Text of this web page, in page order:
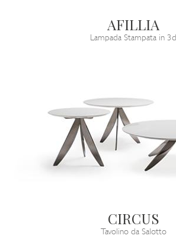
AFILLIA
Lampada Stampata in 3d
CIRCUS
Tavolino da Salotto